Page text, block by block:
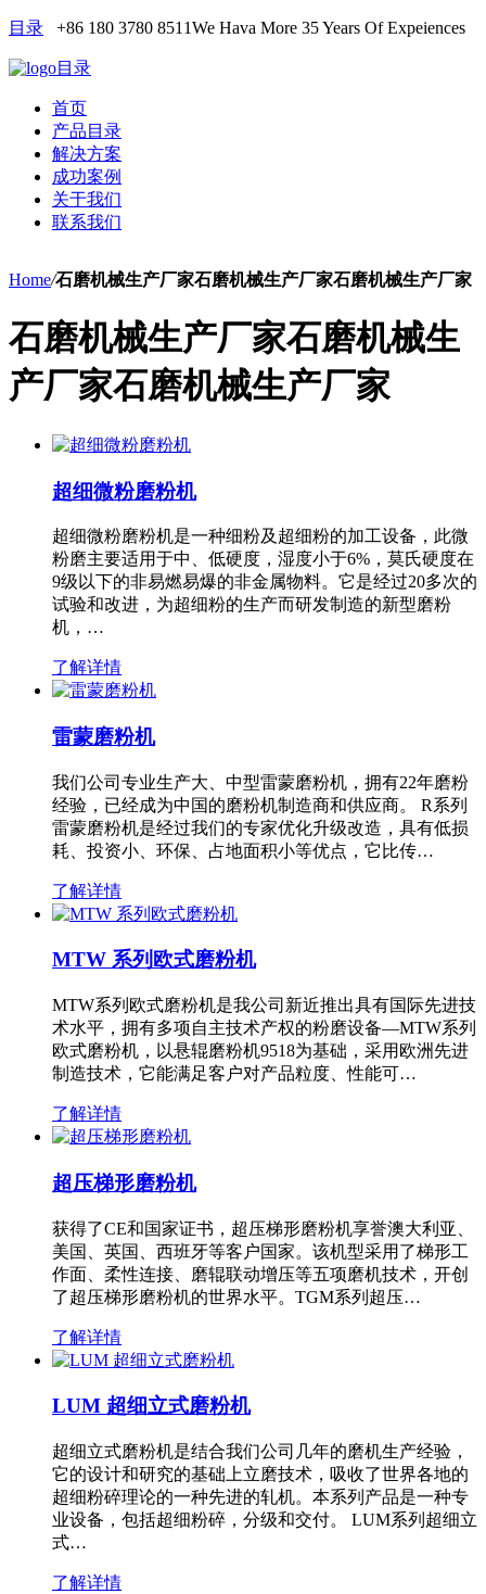
目录 +86 180 3780 8511We Hava More 35 Years Of Expeiences
目录
首页
产品目录
解决方案
成功案例
关于我们
联系我们
Home/石磨机械生产厂家石磨机械生产厂家石磨机械生产厂家
石磨机械生产厂家石磨机械生
产厂家石磨机械生产厂家
超细微粉磨粉机
超细微粉磨粉机是一种细粉及超细粉的加工设备，此微
粉磨主要适用于中、低硬度，湿度小于6%，莫氏硬度在
9级以下的非易燃易爆的非金属物料。它是经过20多次的
试验和改进，为超细粉的生产而研发制造的新型磨粉
机，…
了解详情
雷蒙磨粉机
我们公司专业生产大、中型雷蒙磨粉机，拥有22年磨粉
经验，已经成为中国的磨粉机制造商和供应商。 R系列
雷蒙磨粉机是经过我们的专家优化升级改造，具有低损
耗、投资小、环保、占地面积小等优点，它比传…
了解详情
MTW 系列欧式磨粉机
MTW系列欧式磨粉机是我公司新近推出具有国际先进技
术水平，拥有多项自主技术产权的粉磨设备—MTW系列
欧式磨粉机，以悬辊磨粉机9518为基础，采用欧洲先进
制造技术，它能满足客户对产品粒度、性能可…
了解详情
超压梯形磨粉机
获得了CE和国家证书，超压梯形磨粉机享誉澳大利亚、
美国、英国、西班牙等客户国家。该机型采用了梯形工
作面、柔性连接、磨辊联动增压等五项磨机技术，开创
了超压梯形磨粉机的世界水平。TGM系列超压…
了解详情
LUM 超细立式磨粉机
超细立式磨粉机是结合我们公司几年的磨机生产经验，
它的设计和研究的基础上立磨技术，吸收了世界各地的
超细粉碎理论的一种先进的轧机。本系列产品是一种专
业设备，包括超细粉碎，分级和交付。 LUM系列超细立
式…
了解详情